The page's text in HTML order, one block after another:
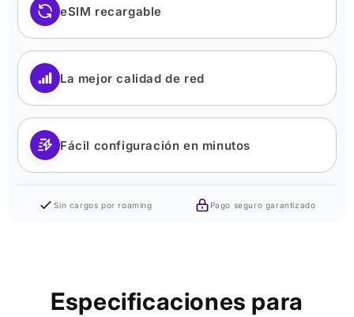
eSIM recargable
La mejor calidad de red
Fácil configuración en minutos
Sin cargos por roaming Pago seguro garantizado
Especificaciones para